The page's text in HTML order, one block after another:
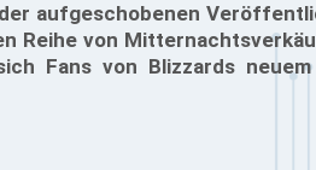
aufgeschobenen
Reihe von
Fans von Blizzards